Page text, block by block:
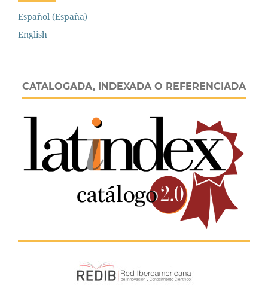
Español (España)
English
CATALOGADA, INDEXADA O REFERENCIADA